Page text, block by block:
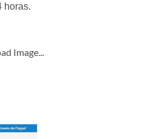
horas.
Image...